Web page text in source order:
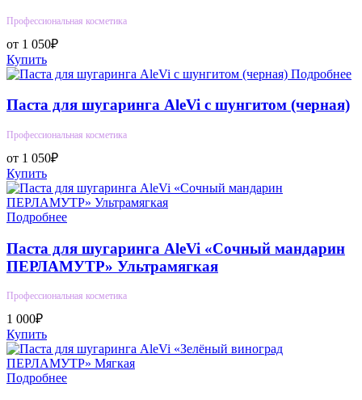
Профессиональная косметика
от 1 050₽
Купить
Подробнее
Паста для шугаринга AleVi с шунгитом (черная)
Профессиональная косметика
от 1 050₽
Купить
Подробнее
Паста для шугаринга AleVi «Сочный мандарин
ПЕРЛАМУТР» Ультрамягкая
Профессиональная косметика
1 000₽
Купить
Подробнее